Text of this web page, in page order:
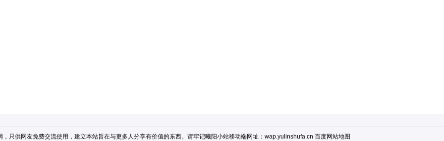
只供网友免费交流使用，建立本站旨在与更多人分享有价值的东西。请牢记曦阳小站移动端网址：wap.yulinshufa.cn 百度网站地图